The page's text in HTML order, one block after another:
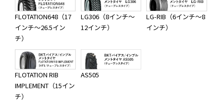
FLOTATION648（17
インチ～26.5イン
チ）
LG306（8インチ～
12インチ）
LG-RIB（6インチ～8
インチ）
FLOTATION RIB
IMPLEMENT（15イン
チ）
AS505